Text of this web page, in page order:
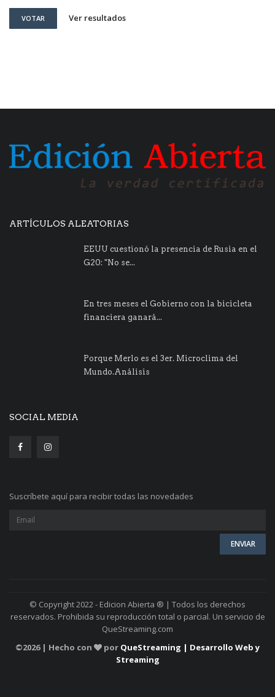
VOTAR Ver resultados
ARTÍCULOS ALEATORIAS
EEUU cuestionó la presencia de Rusia en el
G20: "No se...
En tres meses el Gobierno con la bicicleta
financiera ganará...
Porque Merlo es el 3er. Microclima del
Mundo.Análisis
SOCIAL MEDIA
Suscríbete aquí para recibir todas las novedades
© Copyright 2022 - Edicion Abierta ® | Todos los derechos
reservados. Prohibida su reproducción total o parcial. Un servicio de
QueStreaming.com
©2026 | Hecho con por QueStreaming | Desarrollo Web y
Streaming